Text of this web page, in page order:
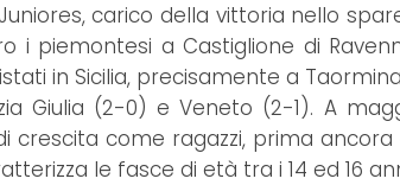
carico della vittoria nello
piemontesi a Castiglione di
in Sicilia, precisamente a
Giulia (2-0) e Veneto (2-1). A
come ragazzi, prima
le fasce di età tra i 14 ed 16